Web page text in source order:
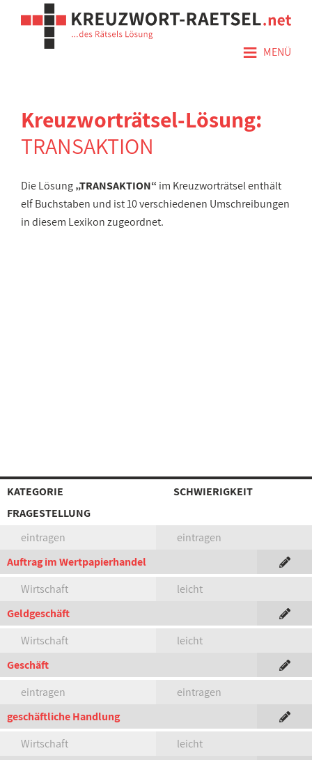
≡ MENÜ
Kreuzworträtsel-Lösung:
TRANSAKTION
Die Lösung„TRANSAKTION“ im Kreuzworträtsel enthält
elf Buchstaben und ist 10 verschiedenen Umschreibungen
in diesem Lexikon zugeordnet.
KATEGORIE
SCHWIERIGKEIT
FRAGESTELLUNG
eintragen
eintragen
Auftrag im Wertpapierhandel
Wirtschaft
leicht
Geldgeschäft
Wirtschaft
leicht
Geschäft
eintragen
eintragen
geschäftliche Handlung
Wirtschaft
leicht